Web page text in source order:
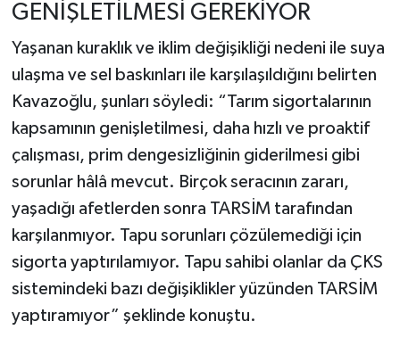
GENİŞLETİLMESİ GEREKİYOR
Yaşanan kuraklık ve iklim değişikliği nedeni ile suya
ulaşma ve sel baskınları ile karşılaşıldığını belirten
Kavazoğlu, şunları söyledi: “Tarım sigortalarının
kapsamının genişletilmesi, daha hızlı ve proaktif
çalışması, prim dengesizliğinin giderilmesi gibi
sorunlar hâlâ mevcut. Birçok seracının zararı,
yaşadığı afetlerden sonra TARSİM tarafından
karşılanmıyor. Tapu sorunları çözülemediği için
sigorta yaptırılamıyor. Tapu sahibi olanlar da ÇKS
sistemindeki bazı değişiklikler yüzünden TARSİM
yaptıramıyor” şeklinde konuştu.